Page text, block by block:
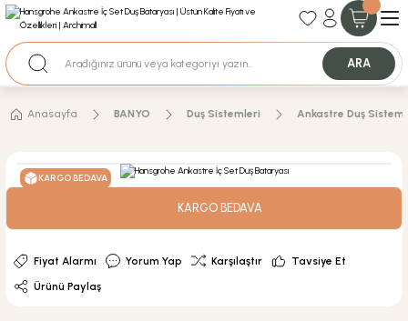
35+ Yıllık Tecrübe
Nakit Ödemeli Özel Fiyatlar için Bizden Teklif Alabilirsiniz.
ARA
Anasayfa BANYO Duş Sistemleri Ankastre Duş
KARGO BEDAVA
KARGO BEDAVA
Fiyat Alarmı Yorum Yap Karşılaştır
Tavsiye Et
Ürünü Paylaş